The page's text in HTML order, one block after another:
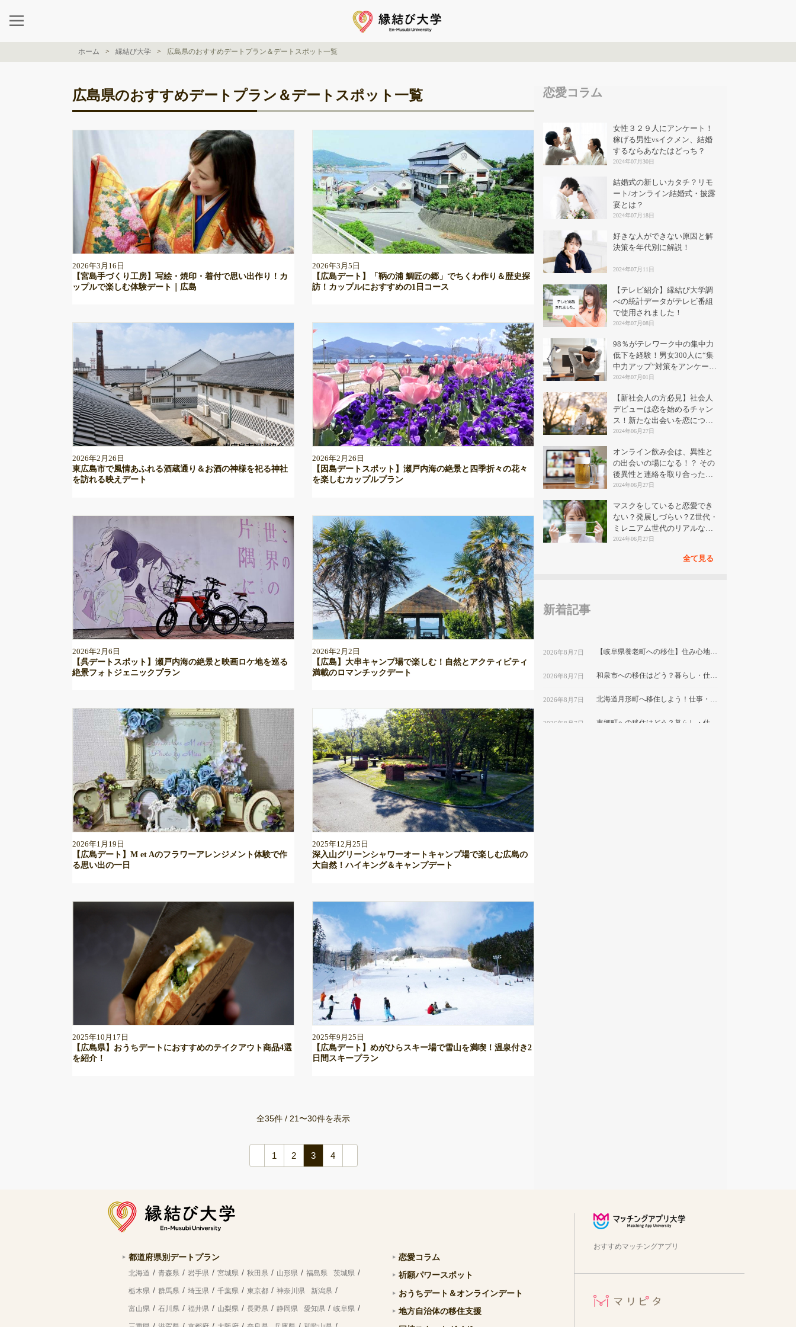
ホーム 縁結び大学 広島県のおすすめデートプラン＆デートスポット一覧
広島県のおすすめデートプラン＆デートスポット一覧
2026年3月16日
【宮島手づくり工房】写絵・焼印・着付で思い出作り！カ
ップルで楽しむ体験デート｜広島
2026年3月5日
【広島デート】「鞆の浦 鯛匠の郷」でちくわ作り＆歴史探
訪！カップルにおすすめの1日コース
2026年2月26日
東広島市で風情あふれる酒蔵通り＆お酒の神様を祀る神社
を訪れる映えデート
2026年2月26日
【因島デートスポット】瀬戸内海の絶景と四季折々の花々
を楽しむカップルプラン
2026年2月6日
【呉デートスポット】瀬戸内海の絶景と映画ロケ地を巡る
絶景フォトジェニックプラン
2026年2月2日
【広島】大串キャンプ場で楽しむ！自然とアクティビティ
満載のロマンチックデート
2026年1月19日
【広島デート】M et Aのフラワーアレンジメント体験で作
る思い出の一日
2025年12月25日
深入山グリーンシャワーオートキャンプ場で楽しむ広島の
大自然！ハイキング＆キャンプデート
2025年10月17日
【広島県】おうちデートにおすすめのテイクアウト商品4選
を紹介！
2025年9月25日
【広島デート】めがひらスキー場で雪山を満喫！温泉付き2
日間スキープラン
全35件 / 21〜30件を表示
1 2 3 4
恋愛コラム
女性３２９人にアンケート！
稼げる男性vsイクメン、結婚
するならあなたはどっち？
2024年07月30日
結婚式の新しいカタチ？リモ
ート/オンライン結婚式・披露
宴とは？
2024年07月18日
好きな人ができない原因と解
決策を年代別に解説！
2024年07月11日
【テレビ紹介】縁結び大学調
べの統計データがテレビ番組
で使用されました！
2024年07月08日
98％がテレワーク中の集中力
低下を経験！男女300人に“集
中力アップ”対策をアンケート
｜縁結び大学
2024年07月01日
【新社会人の方必見】社会人
デビューは恋を始めるチャン
ス！新たな出会いを恋につな
げる方法とは？
2024年06月27日
オンライン飲み会は、異性と
の出会いの場になる！？ その
後異性と連絡を取り合った割
合は？
2024年06月27日
マスクをしていると恋愛でき
ない？発展しづらい？Z世代・
ミレニアム世代のリアルな意
見
2024年06月27日
全て見る
新着記事
2026年8月7日 【岐阜県養老町への移住】住み心地はどう？暮らしの特徴・仕事・支援情報
2026年8月7日 和泉市への移住はどう？暮らし・仕事・住居・支援内容を解説
2026年8月7日 北海道月形町へ移住しよう！仕事・住居・支援制度など移住に役立つ情報まとめ
2026年8月7日
都道府県別デートプラン
北海道 青森県 岩手県 宮城県 秋田県 山形県 福島県 茨城県
栃木県 群馬県 埼玉県 千葉県 東京都 神奈川県 新潟県
富山県 石川県 福井県 山梨県 長野県 静岡県 愛知県 岐阜県
おすすめマッチングアプリ
恋愛コラム
祈願パワースポット
おうちデート＆オンラインデート
地方自治体の移住支援